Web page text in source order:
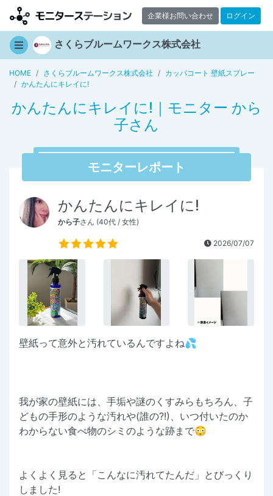
企業様お問い合わせ ログイン
さくらブルームワークス株式会社
HOME さくらブルームワークス株式会社
カッパコート 壁紙スプレー
かんたんにキレイに!
かんたんにキレイに!｜モニター から
子さん
モニターレポート
かんたんにキレイに!
から子さん (40代 / 女性)
2026/07/07
壁紙って意外と汚れているんですよね💦
我が家の壁紙には、手垢や謎のくすみらもちろん、子
どもの手形のような汚れや(誰の?!)、いつ付いたのか
わからない食べ物のシミのような跡まで😳
よくよく見ると「こんなに汚れてたんだ」とびっくり
しました!